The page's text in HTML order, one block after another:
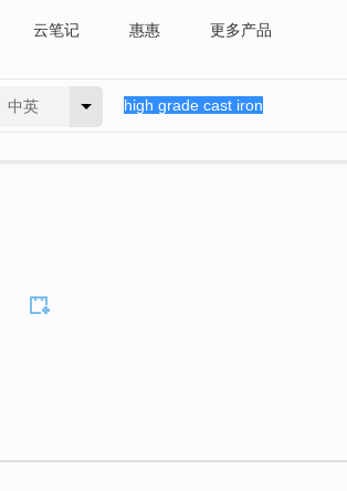
云笔记 惠惠 更多产品
中英